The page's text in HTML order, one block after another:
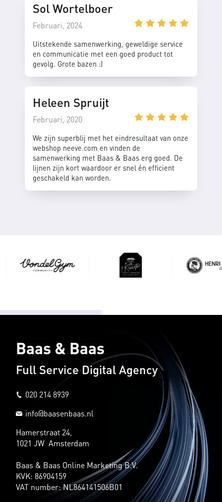
Sol Wortelboer
Februari, 2024
Uitstekende samenwerking, geweldige service
en communicatie met een goed product tot
gevolg. Grote bazen :)
Heleen Spruijt
Februari, 2020
We zijn superblij met het eindresultaat van onze
webshop neeve.com en vinden de
samenwerking met Baas & Baas erg goed. De
lijnen zijn kort waardoor er snel én efficient
geschakeld kan worden.
Baas & Baas
Full Service Digital Agency
020 214 8939
info@baasenbaas.nl
Hamerstraat 24,
1021 JW Amsterdam
Baas & Baas Online Marketing B.V.
KVK: 86904159
VAT number: NL864141506B01